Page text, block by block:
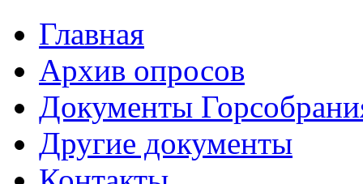
Главная
Архив опросов
Документы
Другие документы